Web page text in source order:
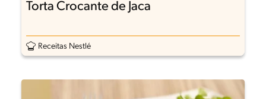
Torta Crocante de Jaca
Receitas Nestlé